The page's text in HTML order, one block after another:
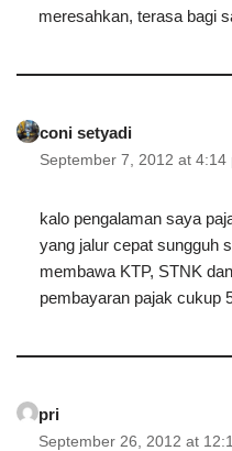
meresahkan, terasa bagi
coni setyadi
September 7, 2012 at 4:14
kalo pengalaman saya
yang jalur cepat sungguh
membawa KTP, STNK
pembayaran pajak cukup
pri
September 26, 2012 at